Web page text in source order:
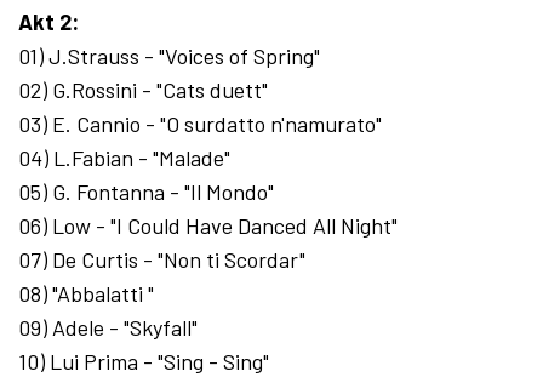
Akt 2:
01) J.Strauss - "Voices of Spring"
02) G.Rossini - "Cats duett"
03) E. Cannio - "O surdatto n'namurato"
04) L.Fabian - "Malade"
05) G. Fontanna - "Il Mondo"
06) Low - "I Could Have Danced All Night"
07) De Curtis - "Non ti Scordar"
08) "Abbalatti "
09) Adele - "Skyfall"
10) Lui Prima - "Sing - Sing"